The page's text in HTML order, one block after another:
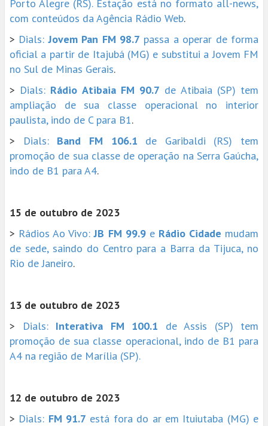
Porto Alegre (RS). Estação está no formato all-news,
com conteúdos da Agência Rádio Web.
> Dials:Jovem Pan FM 98.7 passa a operar de forma
oficial a partir de Itajubá (MG) e substitui a Jovem FM
no Sul de Minas Gerais.
> Dials: Rádio Atibaia FM 90.7 de Atibaia (SP) tem
ampliação de sua classe operacional no interior
paulista, indo de C para B1.
>
Dials: Band FM 106.1 de Garibaldi (RS) tem
promoção de sua classe de operação na Serra Gaúcha,
indo de B1 para A4.
15 de outubro de 2023
> Rádios Ao Vivo:JB FM 99.9e Rádio Cidade mudam
de sede, saindo do Centro para a Barra da Tijuca, no
Rio de Janeiro.
13 de outubro de 2023
>
Dials: Interativa FM 100.1 de Assis (SP) tem
promoção de sua classe operacional, indo de B1 para
A4 na região de Marília (SP).
12 de outubro de 2023
> Dials: FM 91.7 está fora do ar em Ituiutaba (MG) e